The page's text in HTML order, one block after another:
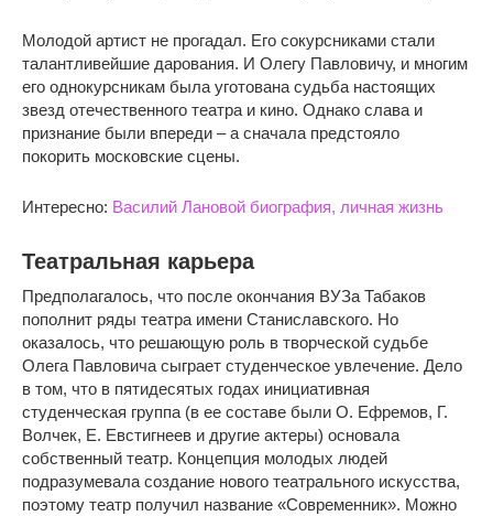
Молодой артист не прогадал. Его сокурсниками стали
талантливейшие дарования. И Олегу Павловичу, и многим
его однокурсникам была уготована судьба настоящих
звезд отечественного театра и кино. Однако слава и
признание были впереди – а сначала предстояло
покорить московские сцены.
Интересно: Василий Лановой биография, личная жизнь
Театральная карьера
Предполагалось, что после окончания ВУЗа Табаков
пополнит ряды театра имени Станиславского. Но
оказалось, что решающую роль в творческой судьбе
Олега Павловича сыграет студенческое увлечение. Дело
в том, что в пятидесятых годах инициативная
студенческая группа (в ее составе были О. Ефремов, Г.
Волчек, Е. Евстигнеев и другие актеры) основала
собственный театр. Концепция молодых людей
подразумевала создание нового театрального искусства,
поэтому театр получил название «Современник». Можно